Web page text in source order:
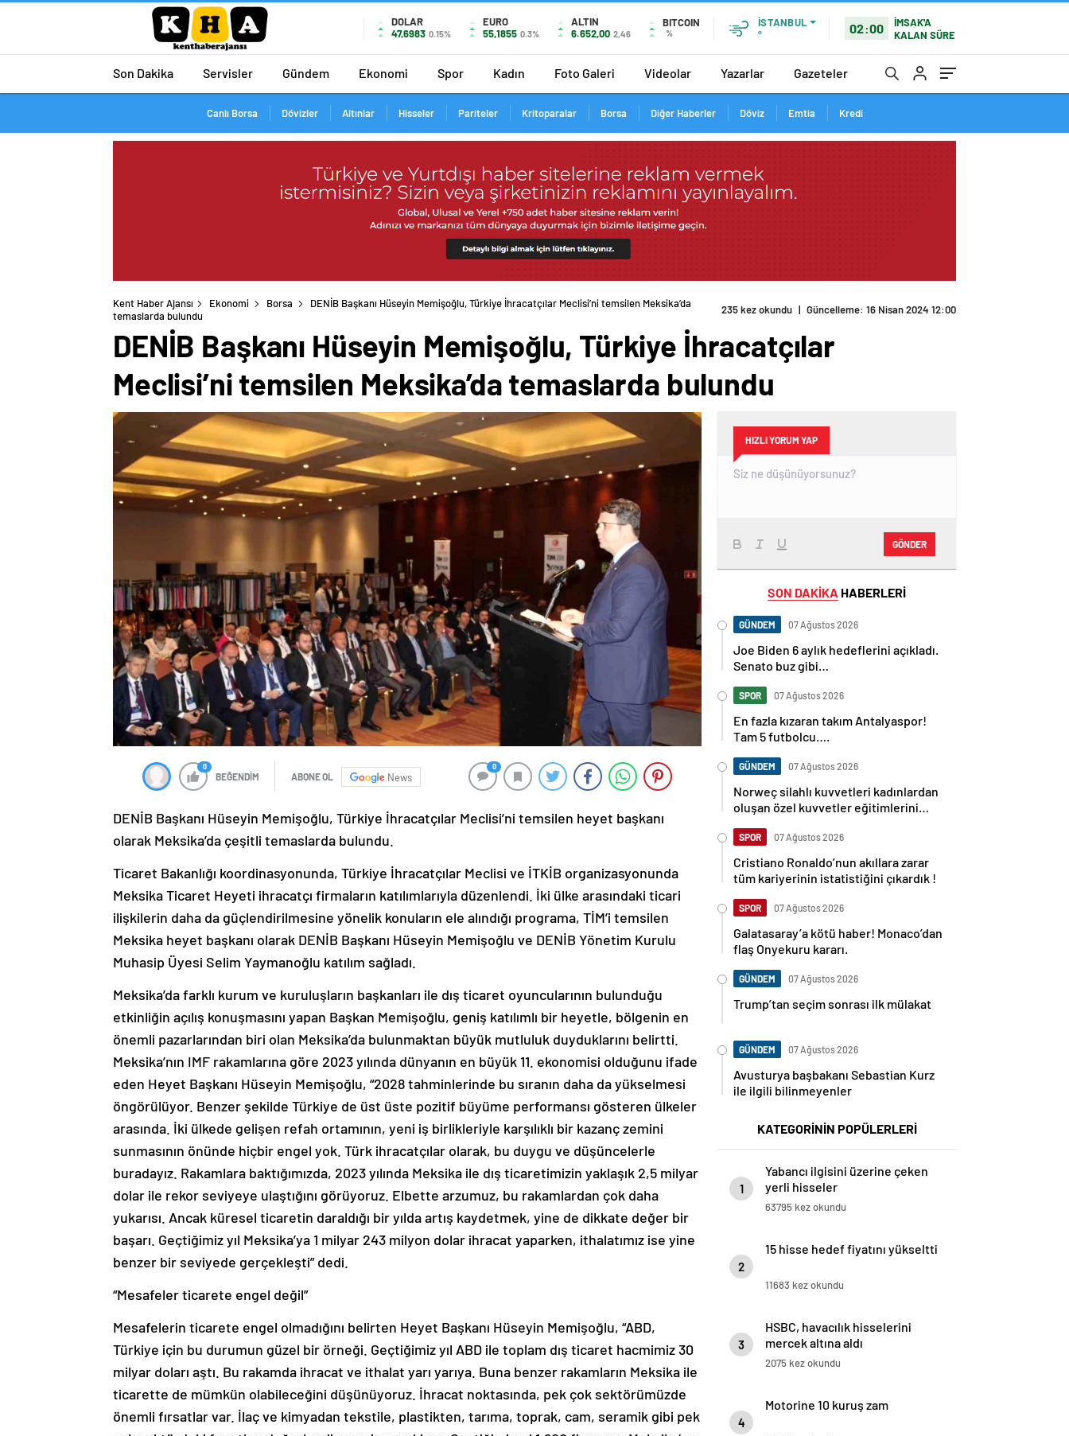
DOLAR
47,6983 0.15%
EURO
55,1855 0.3%
ALTIN
6.652,00 2,46
BITCOIN
%
İSTANBUL
°
02:00
İMSAK'A
KALAN SÜRE
Son Dakika Servisler Gündem Ekonomi Spor Kadın Foto Galeri Videolar Yazarlar Gazeteler
Canlı Borsa Dövizler Altınlar Hisseler Pariteler Kritoparalar Borsa Diğer Haberler Döviz Emtia Kredi
Kent Haber Ajansı Ekonomi Borsa DENİB Başkanı Hüseyin Memişoğlu, Türkiye İhracatçılar Meclisi’ni temsilen Meksika’da temaslarda bulundu
DENİB Başkanı Hüseyin Memişoğlu, Türkiye İhracatçılar
Meclisi’ni temsilen Meksika’da temaslarda bulundu
News
olarak Meksika’da çeşitli temaslarda bulundu.
Meksika Ticaret Heyeti ihracatçı firmaların katılımlarıyla düzenlendi. İki ülke arasındaki ticari
ilişkilerin daha da güçlendirilmesine yönelik konuların ele alındığı programa, TİM’i temsilen
Meksika heyet başkanı olarak DENİB Başkanı Hüseyin Memişoğlu ve DENİB Yönetim Kurulu
Muhasip Üyesi Selim Yaymanoğlu katılım sağladı.
etkinliğin açılış konuşmasını yapan Başkan Memişoğlu, geniş katılımlı bir heyetle, bölgenin en
önemli pazarlarından biri olan Meksika’da bulunmaktan büyük mutluluk duyduklarını belirtti.
Meksika’nın IMF rakamlarına göre 2023 yılında dünyanın en büyük 11. ekonomisi olduğunu ifade
eden Heyet Başkanı Hüseyin Memişoğlu, “2028 tahminlerinde bu sıranın daha da yükselmesi
öngörülüyor. Benzer şekilde Türkiye de üst üste pozitif büyüme performansı gösteren ülkeler
arasında. İki ülkede gelişen refah ortamının, yeni iş birlikleriyle karşılıklı bir kazanç zemini
sunmasının önünde hiçbir engel yok. Türk ihracatçılar olarak, bu duygu ve düşüncelerle
buradayız. Rakamlara baktığımızda, 2023 yılında Meksika ile dış ticaretimizin yaklaşık 2,5 milyar
dolar ile rekor seviyeye ulaştığını görüyoruz. Elbette arzumuz, bu rakamlardan çok daha
yukarısı. Ancak küresel ticaretin daraldığı bir yılda artış kaydetmek, yine de dikkate değer bir
başarı. Geçtiğimiz yıl Meksika’ya 1 milyar 243 milyon dolar ihracat yaparken, ithalatımız ise yine
benzer bir seviyede gerçekleşti” dedi.
Türkiye için bu durumun güzel bir örneği. Geçtiğimiz yıl ABD ile toplam dış ticaret hacmimiz 30
milyar doları aştı. Bu rakamda ihracat ve ithalat yarı yarıya. Buna benzer rakamların Meksika ile
ticarette de mümkün olabileceğini düşünüyoruz. İhracat noktasında, pek çok sektörümüzde
önemli fırsatlar var. İlaç ve kimyadan tekstile, plastikten, tarıma, toprak, cam, seramik gibi pek
çok sektördeki fırsatları değerlendirmemiz gerekiyor. Geçtiğimiz yıl 1.900 firmamız Meksika’ya
HIZLI YORUM YAP
GÖNDER
Joe Biden 6 aylık hedeflerini açıkladı.
Senato buz gibi…
En fazla kızaran takım Antalyaspor!
Tam 5 futbolcu….
Norweç silahlı kuvvetleri kadınlardan
oluşan özel kuvvetler eğitimlerini
başlattı.
Cristiano Ronaldo’nun akıllara zarar
tüm kariyerinin istatistiğini çıkardık !
Galatasaray’a kötü haber! Monaco’dan
flaş Onyekuru kararı.
Trump’tan seçim sonrası ilk mülakat
Avusturya başbakanı Sebastian Kurz
ile ilgili bilinmeyenler
1
yerli hisseler
63795 kez okundu
2
3
mercek altına aldı
2075 kez okundu
4